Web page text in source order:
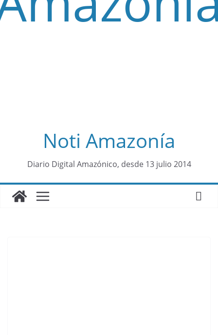
Noti Amazonía
Diario Digital Amazónico, desde 13 julio 2014